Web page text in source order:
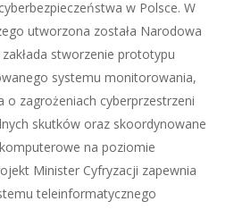
w Polsce. W
utworzona została Narodowa
stworzenie prototypu
systemu monitorowania,
o zagrożeniach cyberprzestrzeni
skutków oraz skoordynowane
na poziomie
Minister Cyfryzacji zapewnia
teleinformatycznego